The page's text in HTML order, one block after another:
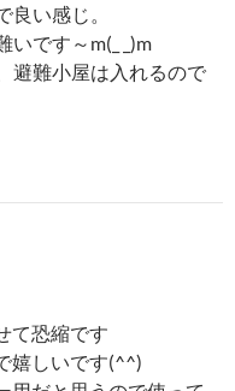
い感じ。
です～m(_ _)m
避難小屋は入れるので
て恐縮です
嬉しいです(^^)